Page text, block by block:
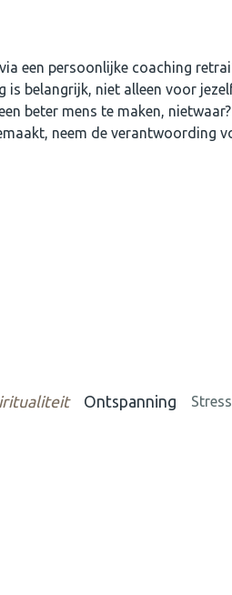
een persoonlijke coaching
belangrijk, niet alleen voor
beter mens te maken,
neem de verantwoording
Ontspanning Stress